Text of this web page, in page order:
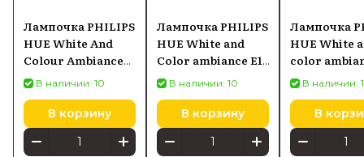
Лампочка PHILIPS
HUE White And
Colour Ambiance
A60 E27 1600
8720169364226
В наличии: 10
В корзину
Лампочка PHILIPS
HUE White and
Color ambiance E14
929003573602
В наличии: 10
В корзину
Лампочка
HUE White
color
В наличии:
В